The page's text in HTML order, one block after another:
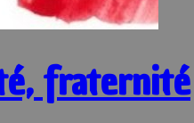
fraternité